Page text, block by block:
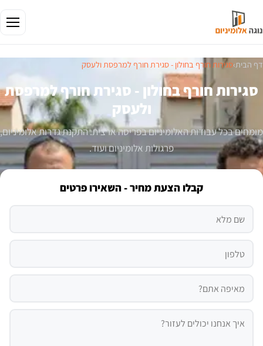
דף הבית›סגירות חורף בחולון - סגירת חורף למרפסת ולעסק
סגירות חורף בחולון - סגירת חורף למרפסת
ולעסק
מומחים בכל עבודות האלומיניום בפריסה ארצית. התקנת גדרות אלומיניום,
פרגולות אלומיניום ועוד.
קבלו הצעת מחיר - השאירו פרטים